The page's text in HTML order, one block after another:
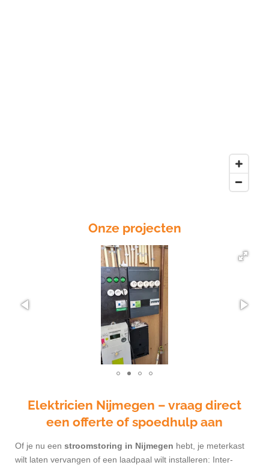
Onze projecten
Elektricien Nijmegen – vraag direct
een offerte of spoedhulp aan
Of je nu een stroomstoring in Nijmegen hebt, je meterkast
wilt laten vervangen of een laadpaal wilt installeren: Inter-